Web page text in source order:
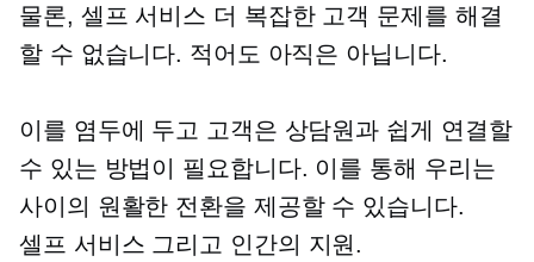
물론, 셀프 서비스 더 복잡한 고객 문제를 해결
할 수 없습니다. 적어도 아직은 아닙니다.
이를 염두에 두고 고객은 상담원과 쉽게 연결할
수 있는 방법이 필요합니다. 이를 통해 우리는
사이의 원활한 전환을 제공할 수 있습니다.
셀프 서비스 그리고 인간의 지원.